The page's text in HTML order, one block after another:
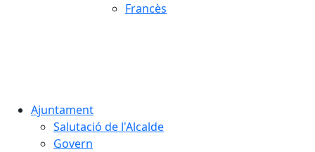
Francès
Ajuntament
Salutació de l'Alcalde
Govern